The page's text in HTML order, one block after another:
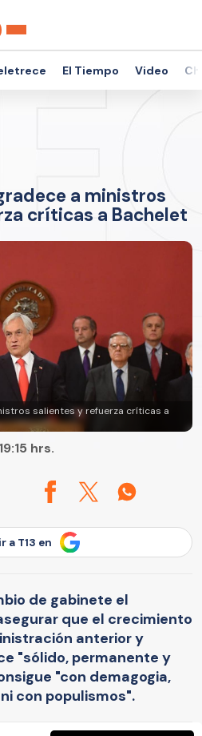
El Tiempo Video
a ministros
críticas a Bachelet
salientes y refuerza críticas a
hrs.
a T13 en
de gabinete el
que el crecimiento
anterior y
"sólido, permanente y
"con demagogia,
con populismos".